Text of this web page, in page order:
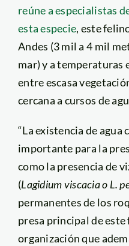
reúne a especialistas
esta especie, este
Andes (3 mil a 4 mil
mar) y a temperaturas
entre escasa
cercana a cursos de
“La existencia de
importante para la
como la presencia de
(Lagidium viscacia o L.
permanentes de los
presa principal de este
organización que